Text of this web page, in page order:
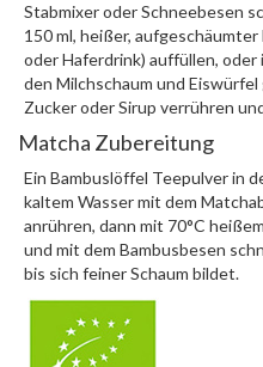
Stabmixer oder Schneebesen
150 ml, heißer,
oder Haferdrink) auffüllen, oder
den Milchschaum und
Zucker oder Sirup verrühren
Matcha Zubereitung
Ein Bambuslöffel Teepulver in
kaltem Wasser mit dem
anrühren, dann mit 70°C
und mit dem Bambusbesen
bis sich feiner Schaum bildet.